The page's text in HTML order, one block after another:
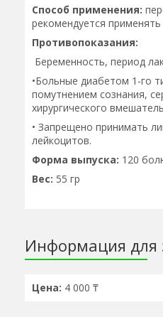
Способ применения:
рекомендуется
Противопоказания:
Беременность, период
•Больные диабетом 1-го
помутнением сознания,
хирургического
• Запрещено принимать
лейкоцитов.
Форма выпуска: 120
Вес: 55 гр
Информация для
Цена: 4 000 ₸